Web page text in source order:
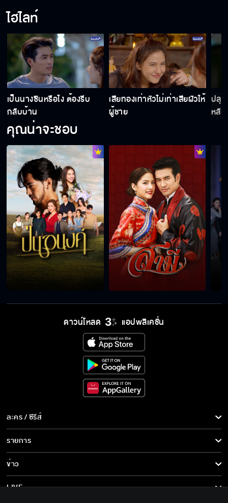
ไฮไลท์
เป็นนางซินหรือไง ต้องรีบ
กลับบ้าน
เสียทองเท่าหัวไม่เท่าเสียผัวให้
ผู้ชาย
ปลุ
หลั
คุณน่าจะชอบ
ดาวน์โหลด แอปพลิเคชั่น
ละคร / ซีรีส์
ละคร/ซีรีส์
ซีรีส์นานาชาติ
การ์ตูน & เกม
รายการ
รายการทั้งหมด
ข่าว
ข่าวทั้งหมด
LIVE